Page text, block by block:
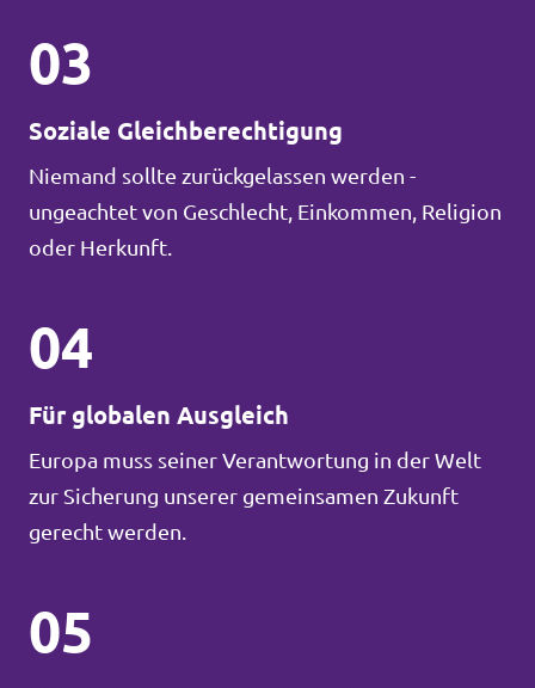
03
Soziale Gleichberechtigung
Niemand sollte zurückgelassen werden -
ungeachtet von Geschlecht, Einkommen, Religion
oder Herkunft.
04
Für globalen Ausgleich
Europa muss seiner Verantwortung in der Welt
zur Sicherung unserer gemeinsamen Zukunft
gerecht werden.
05